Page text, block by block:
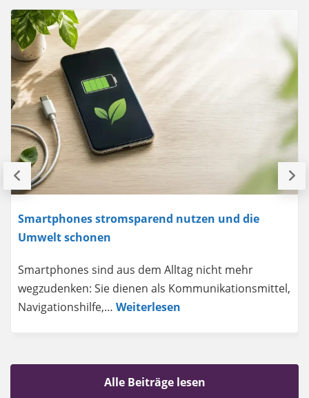
Smartphones stromsparend nutzen und die
Umwelt schonen
Smartphones sind aus dem Alltag nicht mehr
wegzudenken: Sie dienen als Kommunikationsmittel,
Navigationshilfe,… Weiterlesen
Alle Beiträge lesen